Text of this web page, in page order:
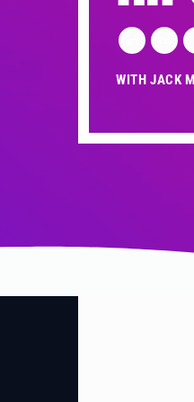
WITH JACK